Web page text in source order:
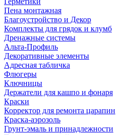
Пена монтажная
Благоустройство и Декор
Комплекты для грядок и клумб
Дренажные системы
Альта-Профиль
Декоративные элементы
Адресная табличка
Флюгеры
Ключницы
Держатели для кашпо и фонаря
Краски
Корректор для ремонта царапин
Краска-аэрозоль
Грунт-эмаль и принадлежности